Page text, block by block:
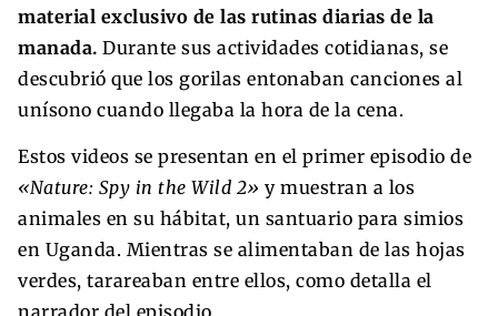
material exclusivo de las rutinas diarias de la
manada. Durante sus actividades cotidianas, se
descubrió que los gorilas entonaban canciones al
unísono cuando llegaba la hora de la cena.
Estos videos se presentan en el primer episodio de
«Nature: Spy in the Wild 2» y muestran a los
animales en su hábitat, un santuario para simios
en Uganda. Mientras se alimentaban de las hojas
verdes, tarareaban entre ellos, como detalla el
narrador del episodio.